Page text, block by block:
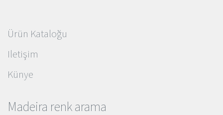
Ürün Kataloğu
Iletişim
Künye
Madeira renk arama